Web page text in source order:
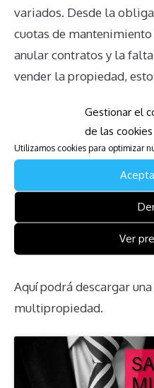
Gestionar el
de las cookies
Utilizamos cookies para optimizar
Ver
variados. Desde la
cuotas de
anular contratos y la
vender la propiedad,
especializado. Entender
obligaciones, así como
es crucial para manejar
Descarga la
de Holiday
Aquí podrá descargar
multipropiedad.